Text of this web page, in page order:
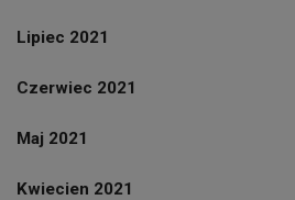
Lipiec 2021
Czerwiec 2021
Maj 2021
Kwiecien 2021